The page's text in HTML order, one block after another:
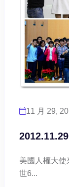
11 月 29,
美國人權大
世6...